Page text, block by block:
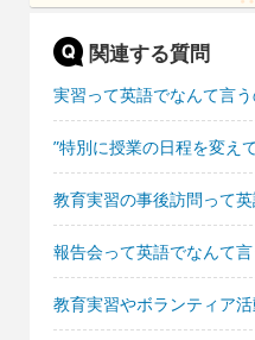
関連する質問
実習って英語でなんて言う
”特別に授業の日程を変え
教育実習の事後訪問って
報告会って英語でなんて言
教育実習やボランティア